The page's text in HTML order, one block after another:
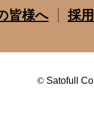
皆様へ
採
© Satofull